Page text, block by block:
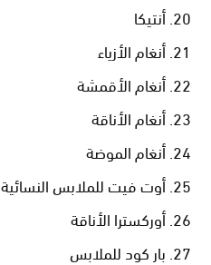
أنتيكا
أنغام الأزياء
أنغام الأقمشة
أنغام الأناقة
أنغام الموضة
أوت فيت للملابس النسائية
أوركسترا الأناقة
بار كود للملابس